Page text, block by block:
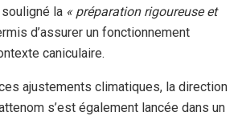
la « préparation rigoureuse et
d’assurer un fonctionnement
caniculaire.
ajustements climatiques, la direction
s’est également lancée dans un